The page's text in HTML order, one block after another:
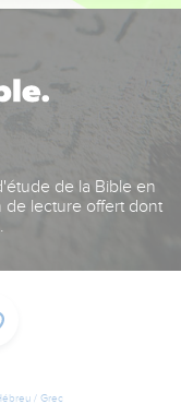
de la Bible en
de lecture offert dont
/ Grec